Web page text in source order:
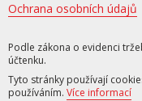
Ochrana osobních údajů
Podle zákona o evidenci
účtenku.
Tyto stránky používají
používáním. Více informací